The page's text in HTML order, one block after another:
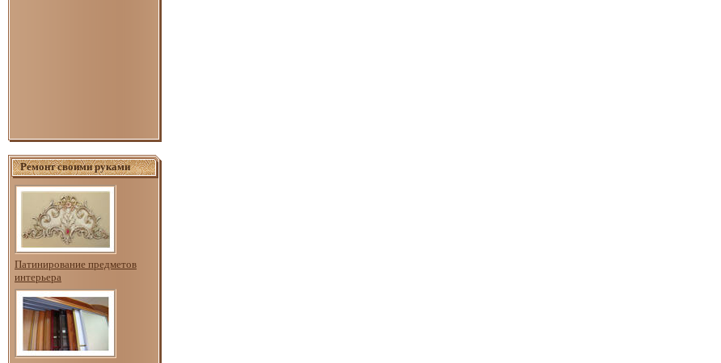
Ремонт своими руками
Патинирование предметов
интерьера